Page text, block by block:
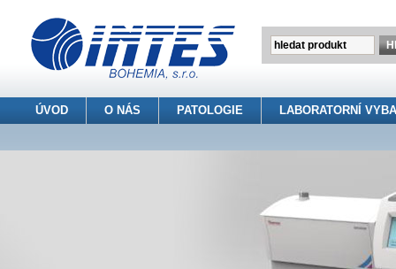
ÚVOD O NÁS PATOLOGIE LABORATORNÍ